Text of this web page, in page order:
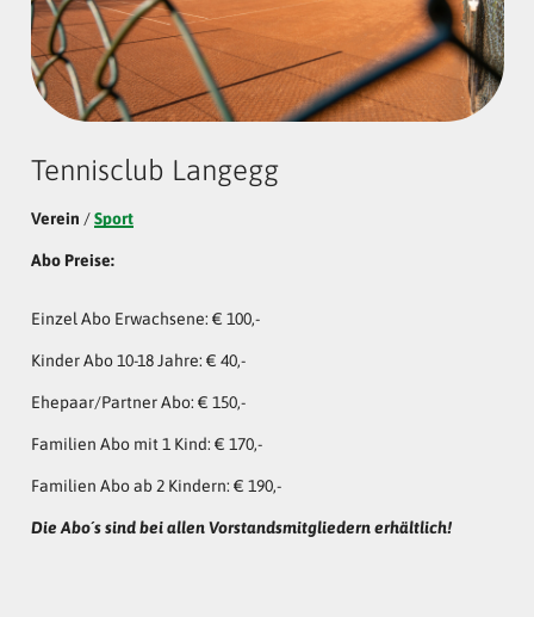
Tennisclub Langegg
Verein /Sport
Abo Preise:
Einzel Abo Erwachsene: € 100,-
Kinder Abo 10-18 Jahre: € 40,-
Ehepaar/Partner Abo: € 150,-
Familien Abo mit 1 Kind: € 170,-
Familien Abo ab 2 Kindern: € 190,-
Die Abo´s sind bei allen Vorstandsmitgliedern erhältlich!